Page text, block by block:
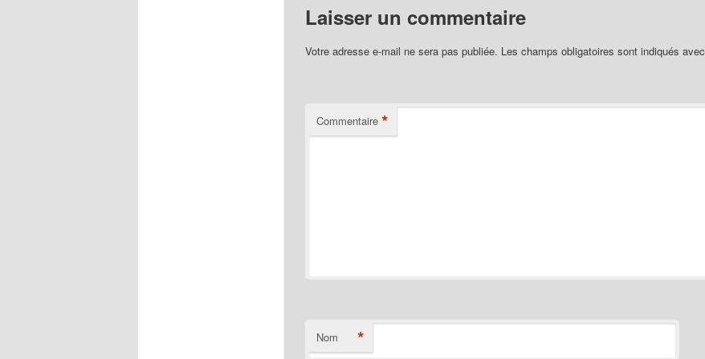
Laisser un commentaire
Votre adresse e-mail ne sera pas publiée. Les champs obligatoires sont indiqués avec
Commentaire *
Nom *